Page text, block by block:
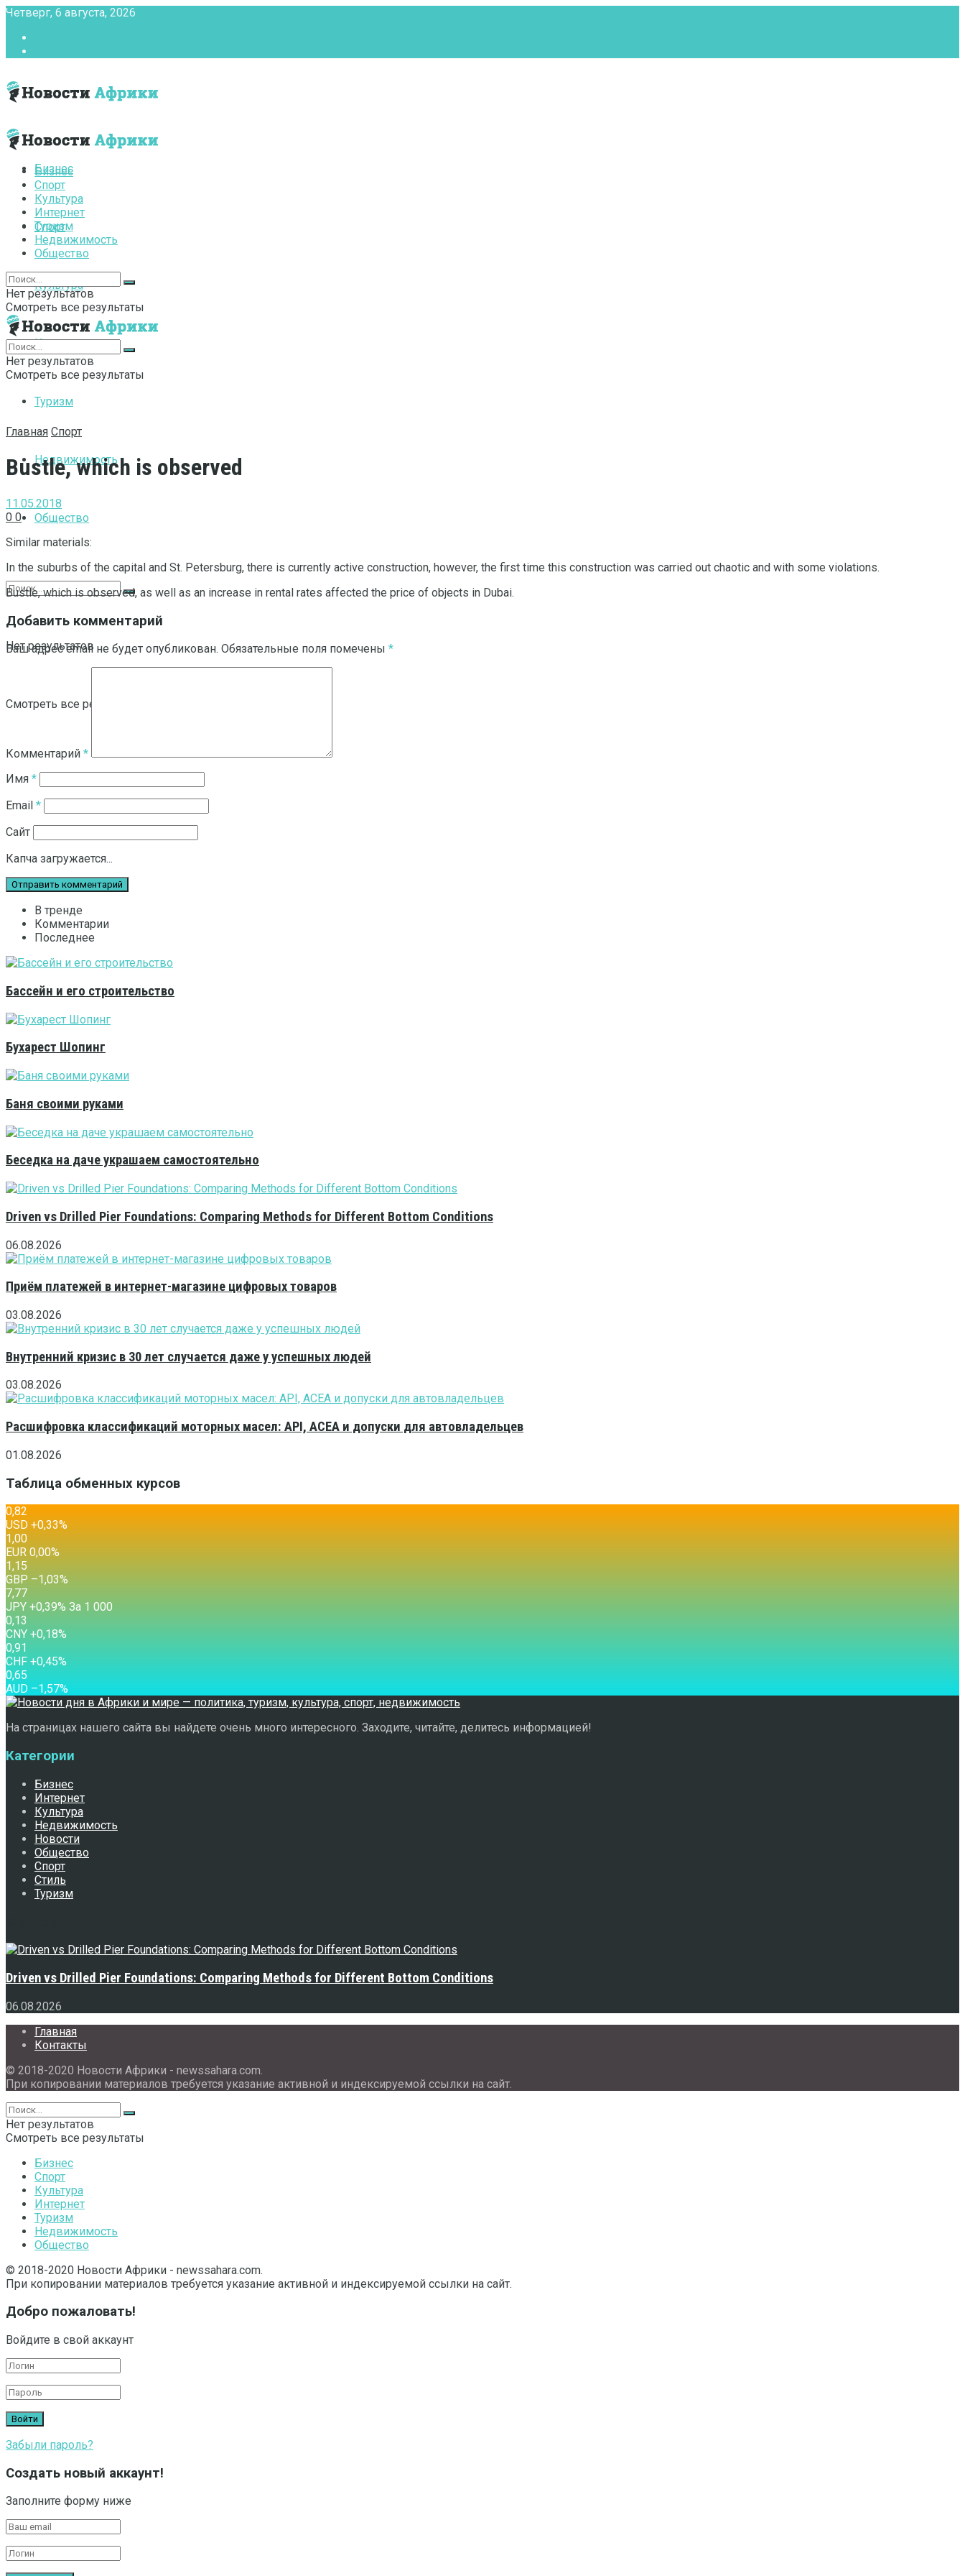
Четверг, 6 августа, 2026
Бизнес
Спорт
Культура
Интернет
Туризм
Недвижимость
Общество
Нет результатов
Смотреть все результаты
Бизнес
Спорт
Культура
Интернет
Туризм
Недвижимость
Общество
Нет результатов
Смотреть все результаты
Нет результатов
Смотреть все результаты
Главная Спорт
Bustle, which is observed
11.05.2018
0 0
Similar materials:
In the suburbs of the capital and St. Petersburg, there is currently active construction, however, the first time this construction was carried out chaotic and with some violations.
Bustle, which is observed, as well as an increase in rental rates affected the price of objects in Dubai.
Добавить комментарий
Ваш адрес email не будет опубликован. Обязательные поля помечены *
Комментарий *
Имя *
Email *
Сайт
Капча загружается...
В тренде
Комментарии
Последнее
Бассейн и его строительство
Бухарест Шопинг
Баня своими руками
Беседка на даче украшаем самостоятельно
Driven vs Drilled Pier Foundations: Comparing Methods for Different Bottom Conditions
06.08.2026
Приём платежей в интернет-магазине цифровых товаров
03.08.2026
Внутренний кризис в 30 лет случается даже у успешных людей
03.08.2026
Расшифровка классификаций моторных масел: API, ACEA и допуски для автовладельцев
01.08.2026
Таблица обменных курсов
0,82
USD +0,33%
1,00
EUR 0,00%
1,15
GBP –1,03%
7,77
JPY +0,39% За 1 000
0,13
CNY +0,18%
0,91
CHF +0,45%
0,65
AUD –1,57%
На страницах нашего сайта вы найдете очень много интересного. Заходите, читайте, делитесь информацией!
Категории
Бизнес
Интернет
Культура
Недвижимость
Новости
Общество
Спорт
Стиль
Туризм
Driven vs Drilled Pier Foundations: Comparing Methods for Different Bottom Conditions
06.08.2026
Главная
Контакты
© 2018-2020 Новости Африки - newssahara.com.
При копировании материалов требуется указание активной и индексируемой ссылки на сайт.
Нет результатов
Смотреть все результаты
Бизнес
Спорт
Культура
Интернет
Туризм
Недвижимость
Общество
© 2018-2020 Новости Африки - newssahara.com.
При копировании материалов требуется указание активной и индексируемой ссылки на сайт.
Добро пожаловать!
Войдите в свой аккаунт
Забыли пароль?
Создать новый аккаунт!
Заполните форму ниже